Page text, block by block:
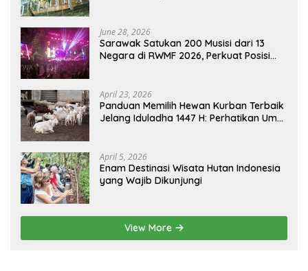
June 28, 2026
Sarawak Satukan 200 Musisi dari 13
Negara di RWMF 2026, Perkuat Posisi
April 23, 2026
Panduan Memilih Hewan Kurban Terbaik
Jelang Iduladha 1447 H: Perhatikan Umur
April 5, 2026
Enam Destinasi Wisata Hutan Indonesia
yang Wajib Dikunjungi
View More